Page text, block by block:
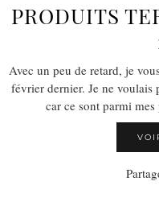
PRODUITS
Avec un peu de retard, je
février dernier. Je ne voulais
car ce sont parmi